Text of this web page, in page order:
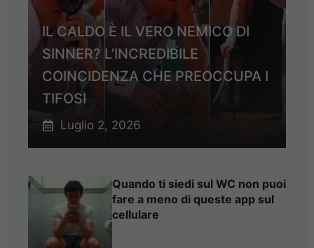
IL CALDO È IL VERO NEMICO DI
SINNER? L’INCREDIBILE
COINCIDENZA CHE PREOCCUPA I
TIFOSI
Luglio 2, 2026
Quando ti siedi sul WC non puoi
fare a meno di queste app sul
cellulare